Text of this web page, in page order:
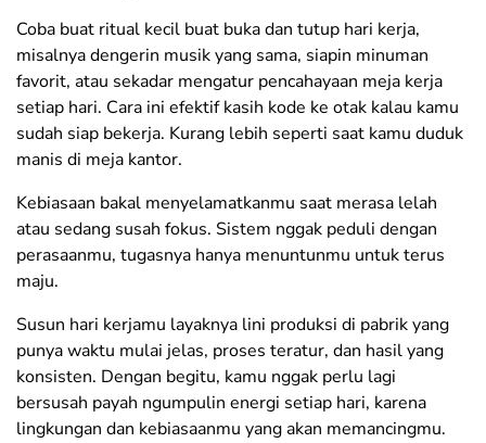
Coba buat ritual kecil buat buka dan tutup hari kerja,
misalnya dengerin musik yang sama, siapin minuman
favorit, atau sekadar mengatur pencahayaan meja kerja
setiap hari. Cara ini efektif kasih kode ke otak kalau kamu
sudah siap bekerja. Kurang lebih seperti saat kamu duduk
manis di meja kantor.
Kebiasaan bakal menyelamatkanmu saat merasa lelah
atau sedang susah fokus. Sistem nggak peduli dengan
perasaanmu, tugasnya hanya menuntunmu untuk terus
maju.
Susun hari kerjamu layaknya lini produksi di pabrik yang
punya waktu mulai jelas, proses teratur, dan hasil yang
konsisten. Dengan begitu, kamu nggak perlu lagi
bersusah payah ngumpulin energi setiap hari, karena
lingkungan dan kebiasaanmu yang akan memancingmu.